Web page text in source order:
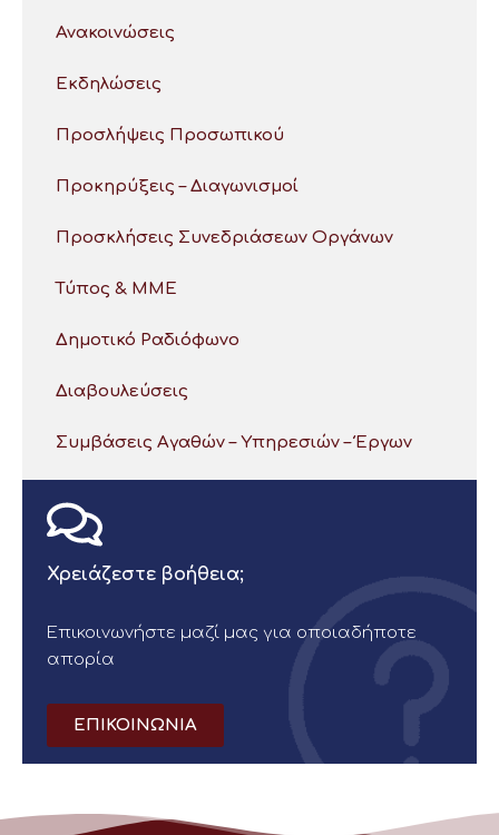
Ανακοινώσεις
Εκδηλώσεις
Προσλήψεις Προσωπικού
Προκηρύξεις – Διαγωνισμοί
Προσκλήσεις Συνεδριάσεων Οργάνων
Τύπος & ΜΜΕ
Δημοτικό Ραδιόφωνο
Διαβουλεύσεις
Συμβάσεις Αγαθών – Υπηρεσιών – Έργων
Χρειάζεστε βοήθεια;
Επικοινωνήστε μαζί μας για οποιαδήποτε
απορία
ΕΠΙΚΟΙΝΩΝΙΑ